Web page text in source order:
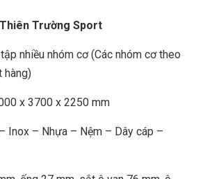
Thiên Trường Sport
nhiều nhóm cơ (Các nhóm cơ theo
hàng)
x 3700 x 2250 mm
Inox – Nhựa – Nệm – Dây cáp –